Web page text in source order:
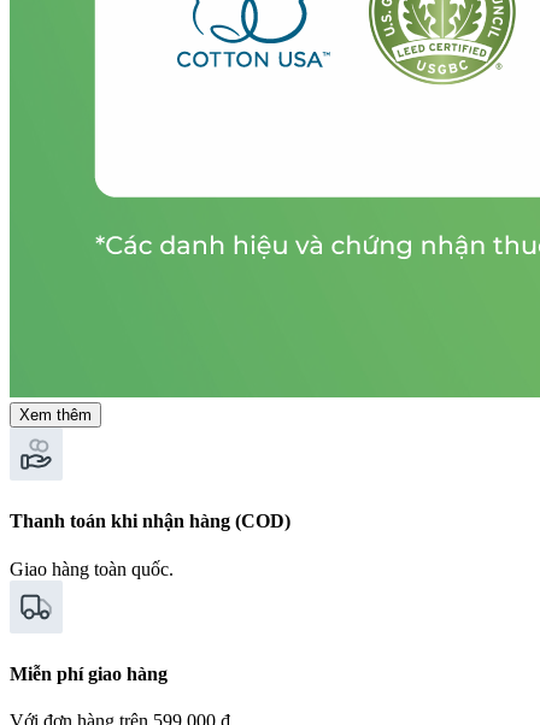
Xem thêm
Thanh toán khi nhận hàng (COD)
Giao hàng toàn quốc.
Miễn phí giao hàng
Với đơn hàng trên 599.000 ₫.